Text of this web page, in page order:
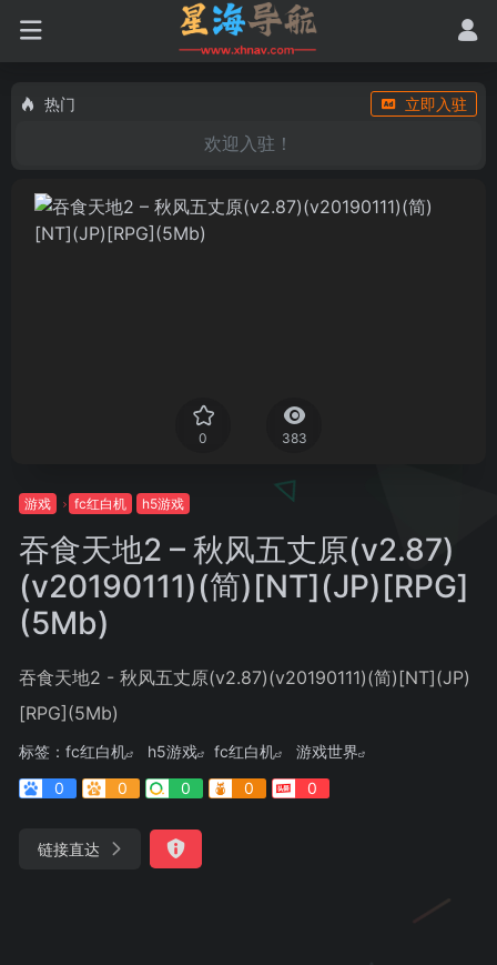
热门 立即入驻
欢迎入驻！
0 383
游戏 fc红白机 h5游戏
吞食天地2 – 秋风五丈原(v2.87)
(v20190111)(简)[NT](JP)[RPG]
(5Mb)
吞食天地2 - 秋风五丈原(v2.87)(v20190111)(简)[NT](JP)
[RPG](5Mb)
标签： fc红白机 h5游戏 fc红白机
游戏世界
0
0 0 0 0
链接直达